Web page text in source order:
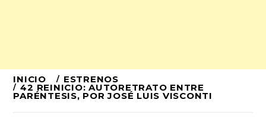
Ir
al
INICIO ESTRENOS
42 REINICIO: AUTORETRATO ENTRE
PARÉNTESIS, POR JOSÉ LUIS VISCONTI